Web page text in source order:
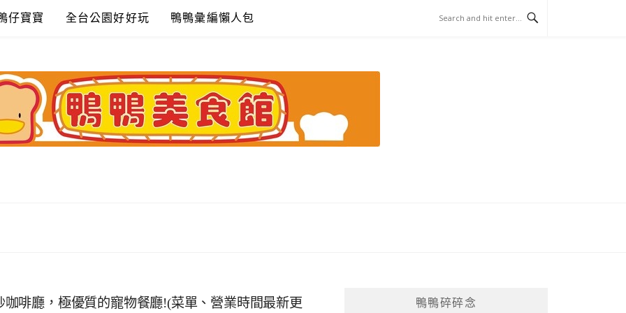
仔寶寶 全台公園好好玩 鴨鴨彙編懶人包
啡廳，極優質的寵物餐廳!(菜單、營業時間最新更 鴨鴨碎碎念